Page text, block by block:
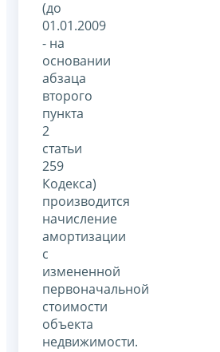
(до
01.01.2009
- на
основании
абзаца
второго
пункта
2
статьи
259
Кодекса)
производится
начисление
амортизации
с
измененной
первоначальной
стоимости
объекта
недвижимости.